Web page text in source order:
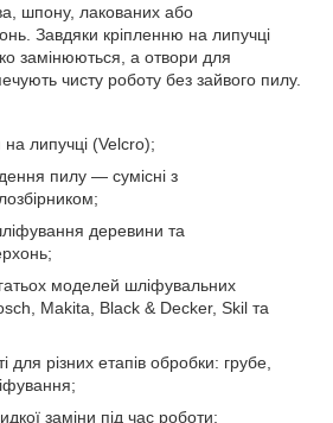
шпону, лакованих або
Завдяки кріпленню на липучці
замінюються, а отвори для
чисту роботу без зайвого пилу.
липучці (Velcro);
пилу — сумісні з
деревини та
моделей шліфувальних
Makita, Black & Decker, Skil та
для різних етапів обробки: грубе,
заміни під час роботи;